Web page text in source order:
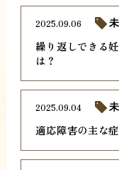
繰り返しできる
は？
2025.09.06
適応障害の主な
2025.09.04